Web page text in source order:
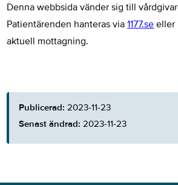
Denna webbsida vänder sig till
Patientärenden hanteras via1177.se eller
aktuell mottagning.
Publicerad: 2023-11-23
Senast ändrad: 2023-11-23